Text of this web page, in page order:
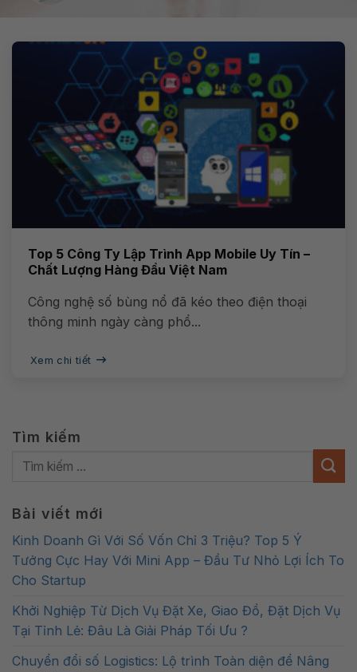
Top 5 Công Ty Lập Trình App Mobile Uy Tín –
Chất Lượng Hàng Đầu Việt Nam
Công nghệ số bùng nổ đã kéo theo điện thoại
thông minh ngày càng phổ...
Xem chi tiết
Tìm kiếm
Bài viết mới
Kinh Doanh Gì Với Số Vốn Chỉ 3 Triệu? Top 5 Ý
Tưởng Cực Hay Với Mini App – Đầu Tư Nhỏ Lợi Ích To
Cho Startup
Khởi Nghiệp Từ Dịch Vụ Đặt Xe, Giao Đồ, Đặt Dịch Vụ
Tại Tỉnh Lẻ: Đâu Là Giải Pháp Tối Ưu ?
Chuyển đổi số Logistics: Lộ trình Toàn diện để Nâng